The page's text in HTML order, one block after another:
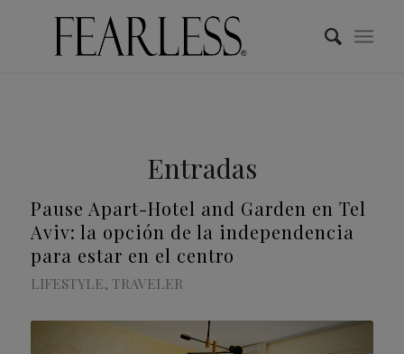
Entradas
Pause Apart-Hotel and Garden en Tel
Aviv: la opción de la independencia
para estar en el centro
LIFESTYLE, TRAVELER